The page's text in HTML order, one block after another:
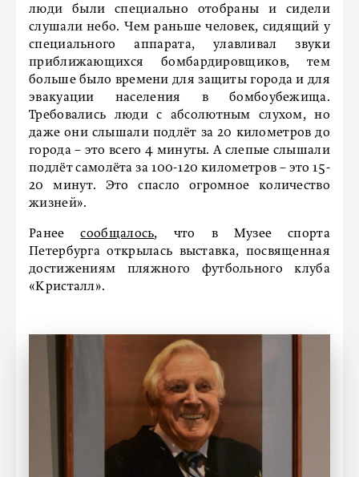
люди были специально отобраны и сидели
слушали небо. Чем раньше человек, сидящий у
специального аппарата, улавливал звуки
приближающихся бомбардировщиков, тем
больше было времени для защиты города и для
эвакуации населения в бомбоубежища.
Требовались люди с абсолютным слухом, но
даже они слышали подлёт за 20 километров до
города – это всего 4 минуты. А слепые слышали
подлёт самолёта за 100-120 километров – это 15-
20 минут. Это спасло огромное количество
жизней».
Ранеесообщалось, что в Музее спорта
Петербурга открылась выставка, посвященная
достижениям пляжного футбольного клуба
«Кристалл».